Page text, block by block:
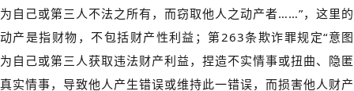
为自己或第三人不法之所有，而窃取他人之动产者……”，这里的
动产是指财物，不包括财产性利益；第263条欺诈罪规定“意图
为自己或第三人获取违法财产利益，捏造不实情事或扭曲、隐匿
真实情事，导致他人产生错误或维持此一错误，而损害他人财产